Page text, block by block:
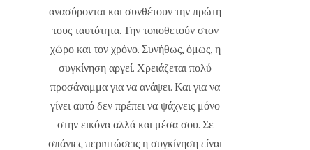
ανασύρονται και συνθέτουν την πρώτη
τους ταυτότητα. Την τοποθετούν στον
χώρο και τον χρόνο. Συνήθως, όμως, η
συγκίνηση αργεί. Χρειάζεται πολύ
προσάναμμα για να ανάψει. Και για να
γίνει αυτό δεν πρέπει να ψάχνεις μόνο
στην εικόνα αλλά και μέσα σου. Σε
σπάνιες περιπτώσεις η συγκίνηση είναι